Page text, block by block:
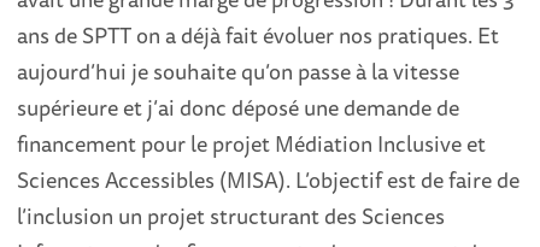
ans de SPTT on a déjà fait évoluer nos pratiques. Et
aujourd’hui je souhaite qu’on passe à la vitesse
supérieure et j’ai donc déposé une demande de
financement pour le projet Médiation Inclusive et
Sciences Accessibles (MISA). L’objectif est de faire de
l’inclusion un projet structurant des Sciences